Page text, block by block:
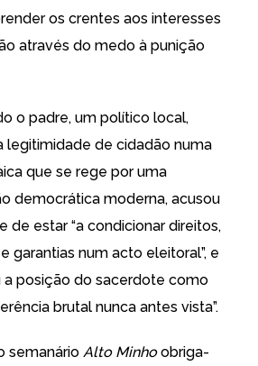
os crentes aos interesses
através do medo à punição
o padre, um político local,
legitimidade de cidadão numa
que se rege por uma
democrática moderna, acusou
de estar “a condicionar direitos,
garantias num acto eleitoral”, e
a posição do sacerdote como
brutal nunca antes vista”.
semanário Alto Minhoobriga-